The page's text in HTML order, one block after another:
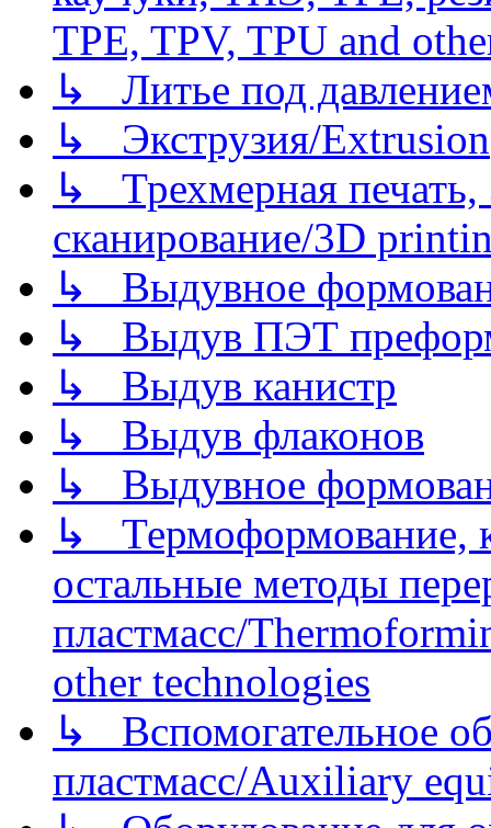
TPE, TPV, TPU and
↳ Литье под
↳ Экструзия/Extrusion
↳ Трехмерная
сканирование/3D
↳ Выдувное
↳ Выдув ПЭТ
↳ Выдув канистр
↳ Выдув флаконов
↳ Выдувное
↳ Термоформование,
остальные методы
пластмасс/
other technologies
↳ Вспомогательное
пластмасс/Auxiliary